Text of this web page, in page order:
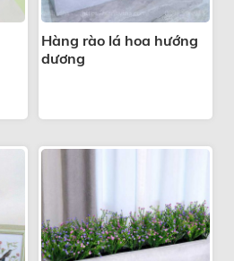
Hàng rào lá hoa hướng
dương